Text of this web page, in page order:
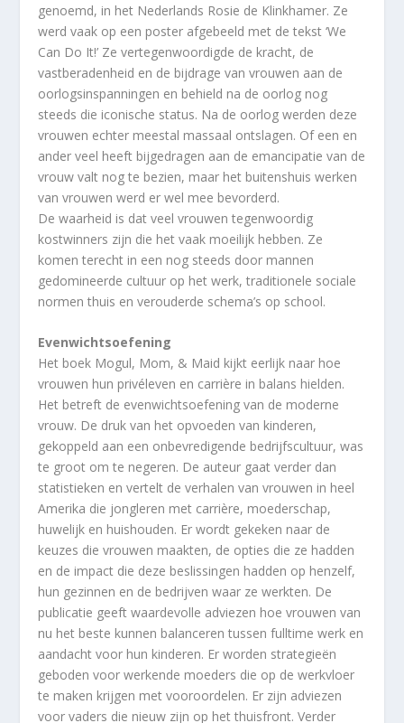
genoemd, in het Nederlands Rosie de Klinkhamer. Ze
werd vaak op een poster afgebeeld met de tekst ‘We
Can Do It!’ Ze vertegenwoordigde de kracht, de
vastberadenheid en de bijdrage van vrouwen aan de
oorlogsinspanningen en behield na de oorlog nog
steeds die iconische status. Na de oorlog werden deze
vrouwen echter meestal massaal ontslagen. Of een en
ander veel heeft bijgedragen aan de emancipatie van de
vrouw valt nog te bezien, maar het buitenshuis werken
van vrouwen werd er wel mee bevorderd.
De waarheid is dat veel vrouwen tegenwoordig
kostwinners zijn die het vaak moeilijk hebben. Ze
komen terecht in een nog steeds door mannen
gedomineerde cultuur op het werk, traditionele sociale
normen thuis en verouderde schema’s op school.
Evenwichtsoefening
Het boek Mogul, Mom, & Maid kijkt eerlijk naar hoe
vrouwen hun privéleven en carrière in balans hielden.
Het betreft de evenwichtsoefening van de moderne
vrouw. De druk van het opvoeden van kinderen,
gekoppeld aan een onbevredigende bedrijfscultuur, was
te groot om te negeren. De auteur gaat verder dan
statistieken en vertelt de verhalen van vrouwen in heel
Amerika die jongleren met carrière, moederschap,
huwelijk en huishouden. Er wordt gekeken naar de
keuzes die vrouwen maakten, de opties die ze hadden
en de impact die deze beslissingen hadden op henzelf,
hun gezinnen en de bedrijven waar ze werkten. De
publicatie geeft waardevolle adviezen hoe vrouwen van
nu het beste kunnen balanceren tussen fulltime werk en
aandacht voor hun kinderen. Er worden strategieën
geboden voor werkende moeders die op de werkvloer
te maken krijgen met vooroordelen. Er zijn adviezen
voor vaders die nieuw zijn op het thuisfront. Verder